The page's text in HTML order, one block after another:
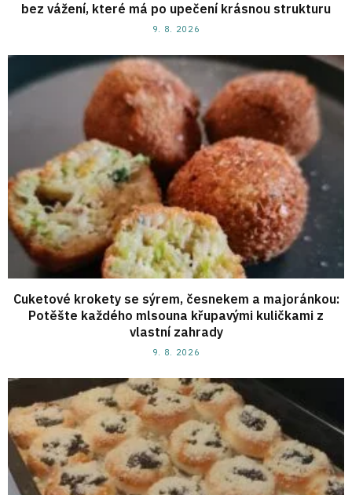
bez vážení, které má po upečení krásnou strukturu
9. 8. 2026
Cuketové krokety se sýrem, česnekem a majoránkou:
Potěšte každého mlsouna křupavými kuličkami z
vlastní zahrady
9. 8. 2026